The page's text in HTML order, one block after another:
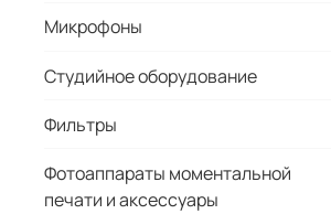
Микрофоны
Студийное оборудование
Фильтры
Фотоаппараты моментальной
печати и аксессуары